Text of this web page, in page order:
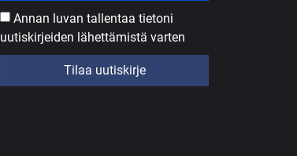
Annan luvan tallentaa tietoni
uutiskirjeiden lähettämistä varten
Tilaa uutiskirje